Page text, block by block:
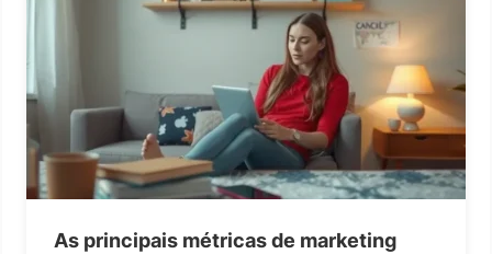
As principais métricas de marketing